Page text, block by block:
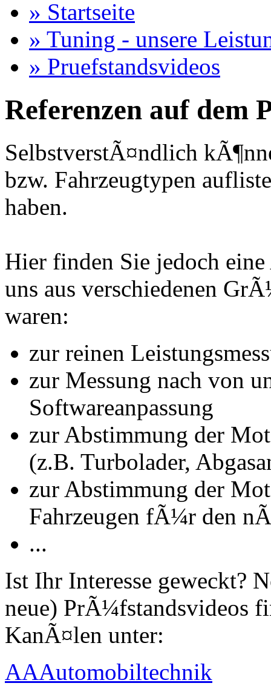
» Startseite
» Tuning - unsere
» Pruefstandsvideos
Referenzen auf dem
SelbstverstÃ¤ndlich
bzw. Fahrzeugtypen
haben.
Hier finden Sie jedoch
uns aus verschiedenen
waren:
zur reinen
zur Messung nach von
Softwareanpassung
zur Abstimmung der
(z.B. Turbolader,
zur Abstimmung der
Fahrzeugen fÃ¼r den
...
Ist Ihr Interesse geweckt?
neue) PrÃ¼fstandsvideos
KanÃ¤len unter:
AAAutomobiltechnik